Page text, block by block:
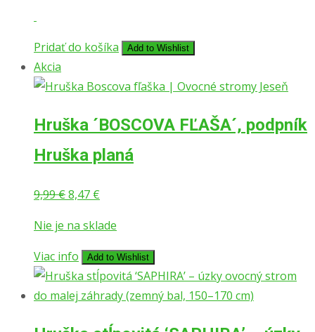
14,87 €.13,47 €.
Pridať do košíka Add to Wishlist
Akcia
Hruška ´BOSCOVA FĽAŠA´, podpník
Hruška planá
9,99€Pôvodná
bola:
9,99 €.
8,47 €
je:
8,47 €.
Nie je na sklade
Viac info
Add to Wishlist